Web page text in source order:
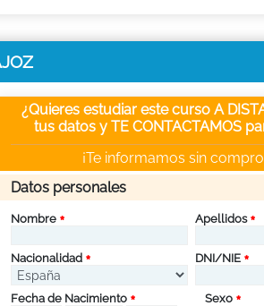
¿Quieres estudiar este curso A
tus datos y TE CONTACTAMOS
¡Te informamos sin
Datos personales
Nombre Apellidos
Nacionalidad DNI/NIE
Fecha de Nacimiento
Sexo